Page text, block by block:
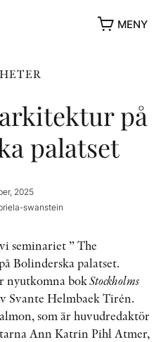
MENY
STOLPE STORIES
VIDEOGALLERI
UTMÄRKELSER
ÖVRIGA FORMAT
på
palatset
2025
swanstein
seminariet ” The
Bolinderska palatset.
nyutkomna bokStockholms
Svante Helmbaek Tirén.
som är huvudredaktör
Ann Katrin Pihl Atmer,